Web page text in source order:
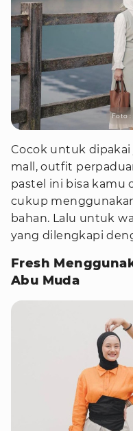
Foto :
Cocok untuk
mall, outfit
pastel ini bisa kamu
cukup
bahan. Lalu untuk
yang dilengkapi
Fresh
Abu Muda